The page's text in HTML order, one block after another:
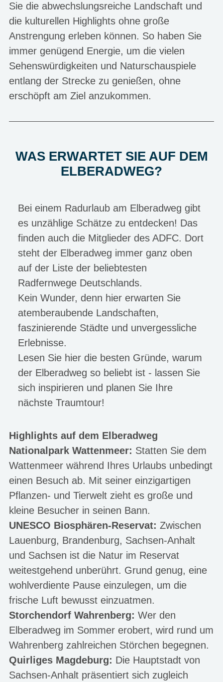
Sie die abwechslungsreiche Landschaft und
die kulturellen Highlights ohne große
Anstrengung erleben können. So haben Sie
immer genügend Energie, um die vielen
Sehenswürdigkeiten und Naturschauspiele
entlang der Strecke zu genießen, ohne
erschöpft am Ziel anzukommen.
WAS ERWARTET SIE AUF DEM
ELBERADWEG?
Bei einem Radurlaub am Elberadweg gibt
es unzählige Schätze zu entdecken! Das
finden auch die Mitglieder des ADFC. Dort
steht der Elberadweg immer ganz oben
auf der Liste der beliebtesten
Radfernwege Deutschlands.
Kein Wunder, denn hier erwarten Sie
atemberaubende Landschaften,
faszinierende Städte und unvergessliche
Erlebnisse.
Lesen Sie hier die besten Gründe, warum
der Elberadweg so beliebt ist - lassen Sie
sich inspirieren und planen Sie Ihre
nächste Traumtour!
Highlights auf dem Elberadweg
Nationalpark Wattenmeer: Statten Sie dem
Wattenmeer während Ihres Urlaubs unbedingt
einen Besuch ab. Mit seiner einzigartigen
Pflanzen- und Tierwelt zieht es große und
kleine Besucher in seinen Bann.
UNESCO Biosphären-Reservat: Zwischen
Lauenburg, Brandenburg, Sachsen-Anhalt
und Sachsen ist die Natur im Reservat
weitestgehend unberührt. Grund genug, eine
wohlverdiente Pause einzulegen, um die
frische Luft bewusst einzuatmen.
Storchendorf Wahrenberg: Wer den
Elberadweg im Sommer erobert, wird rund um
Wahrenberg zahlreichen Störchen begegnen.
Quirliges Magdeburg: Die Hauptstadt von
Sachsen-Anhalt präsentiert sich zugleich